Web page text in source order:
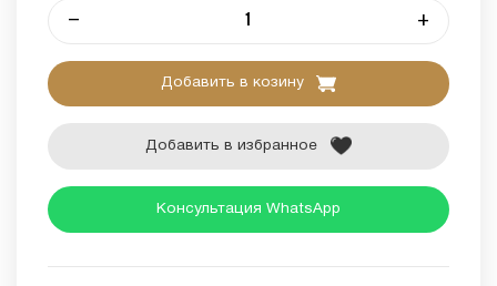
– +
Добавить в козину
Добавить в избранное
Консультация WhatsApp